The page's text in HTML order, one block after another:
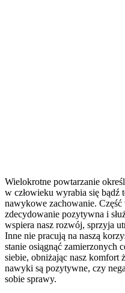
Wielokrotne powtarzanie
w człowieku wyrabia się bądź
nawykowe zachowanie.
zdecydowanie pozytywna i
wspiera nasz rozwój, sprzyja
Inne nie pracują na naszą
stanie osiągnąć zamierzonych
siebie, obniżając nasz komfort
nawyki są pozytywne, czy
sobie sprawy.